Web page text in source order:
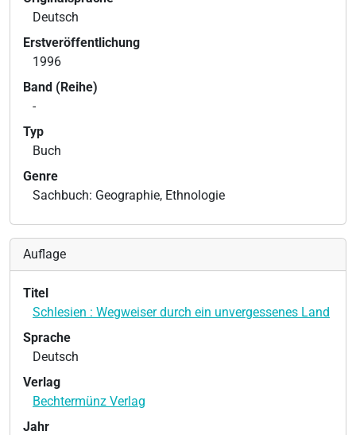
Deutsch
Erstveröffentlichung
1996
Band (Reihe)
-
Typ
Buch
Genre
Sachbuch: Geographie, Ethnologie
Auflage
Titel
Schlesien : Wegweiser durch ein unvergessenes Land
Sprache
Deutsch
Verlag
Bechtermünz Verlag
Jahr